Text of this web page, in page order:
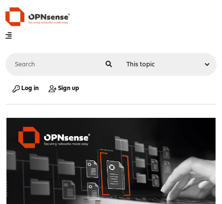
Log in Sign up